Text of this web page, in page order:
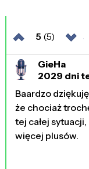
5 (5)
GieHa
2029 dni
Baardzo
że chociaż
tej całej
więcej plusów.